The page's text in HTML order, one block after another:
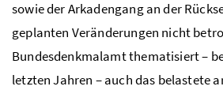
sowie der Arkadengang an der
geplanten Veränderungen nicht
Bundesdenkmalamt thematisiert –
letzten Jahren – auch das belastete